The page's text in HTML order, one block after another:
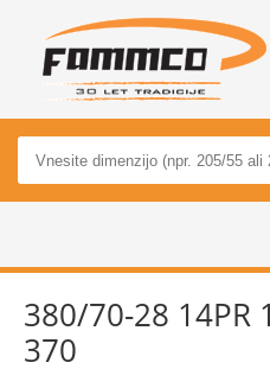
380/70-28 14PR
370